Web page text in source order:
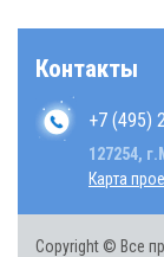
Контакты
+7 (495)
127254,
Карта
Copyright © Все